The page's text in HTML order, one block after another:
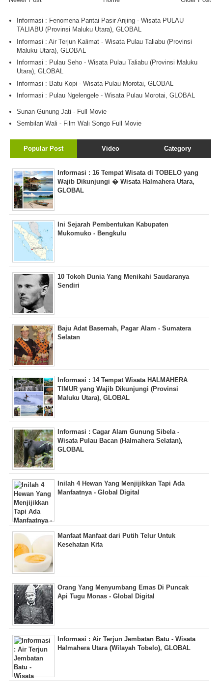
Informasi : Fenomena Pantai Pasir Anjing - Wisata PULAU
TALIABU (Provinsi Maluku Utara), GLOBAL
Informasi : Air Terjun Kalimat - Wisata Pulau Taliabu (Provinsi
Maluku Utara), GLOBAL
Informasi : Pulau Seho - Wisata Pulau Taliabu (Provinsi Maluku
Utara), GLOBAL
Informasi : Batu Kopi - Wisata Pulau Morotai, GLOBAL
Informasi : Pulau Ngelengele - Wisata Pulau Morotai, GLOBAL
Sunan Gunung Jati - Full Movie
Sembilan Wali - Film Wali Songo Full Movie
Popular Post Video Category
Informasi : 16 Tempat Wisata di TOBELO yang
Wajib Dikunjungi � Wisata Halmahera Utara,
GLOBAL
Ini Sejarah Pembentukan Kabupaten
Mukomuko - Bengkulu
10 Tokoh Dunia Yang Menikahi Saudaranya
Sendiri
Baju Adat Basemah, Pagar Alam - Sumatera
Selatan
Informasi : 14 Tempat Wisata HALMAHERA
TIMUR yang Wajib Dikunjungi (Provinsi
Maluku Utara), GLOBAL
Informasi : Cagar Alam Gunung Sibela -
Wisata Pulau Bacan (Halmahera Selatan),
GLOBAL
Inilah 4 Hewan Yang Menjijikkan Tapi Ada
Manfaatnya - Global Digital
Manfaat Manfaat dari Putih Telur Untuk
Kesehatan Kita
Orang Yang Menyumbang Emas Di Puncak
Api Tugu Monas - Global Digital
Informasi : Air Terjun Jembatan Batu - Wisata
Halmahera Utara (Wilayah Tobelo), GLOBAL